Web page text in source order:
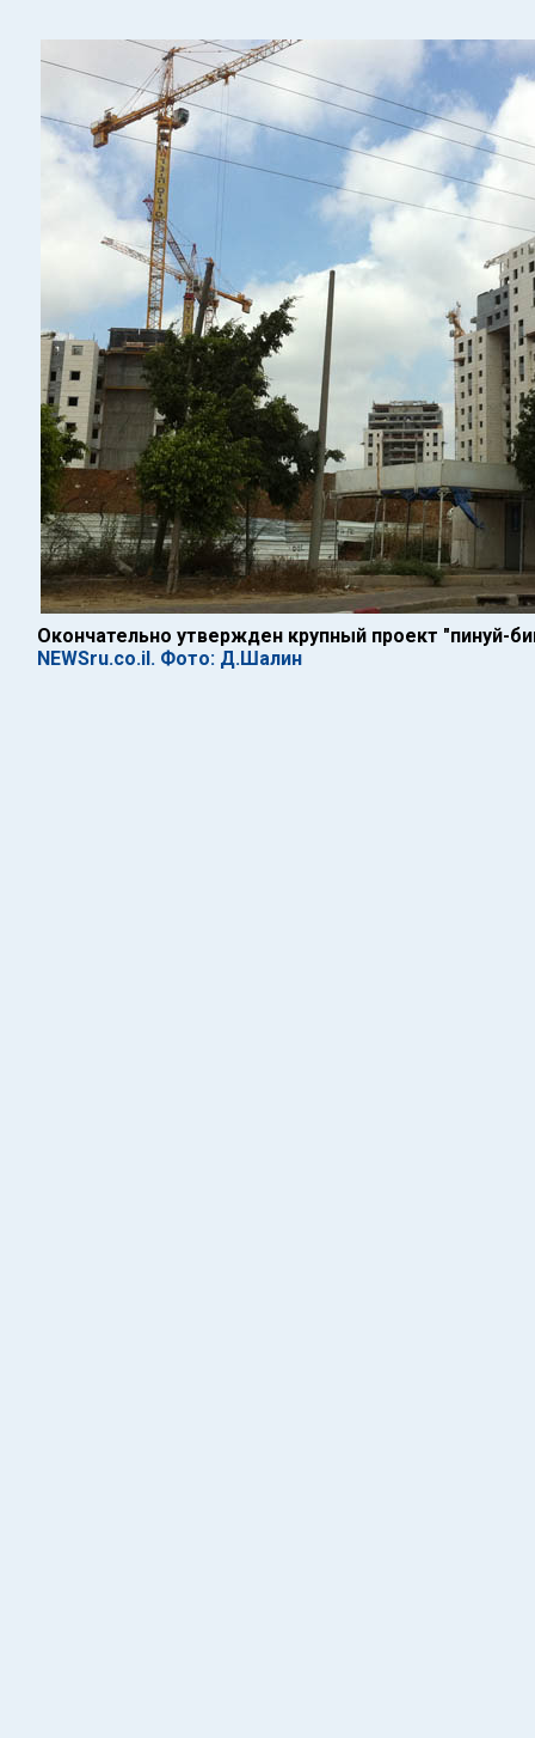
Окончательно утвержден крупный проект "пинуй-
NEWSru.co.il. Фото: Д.Шалин